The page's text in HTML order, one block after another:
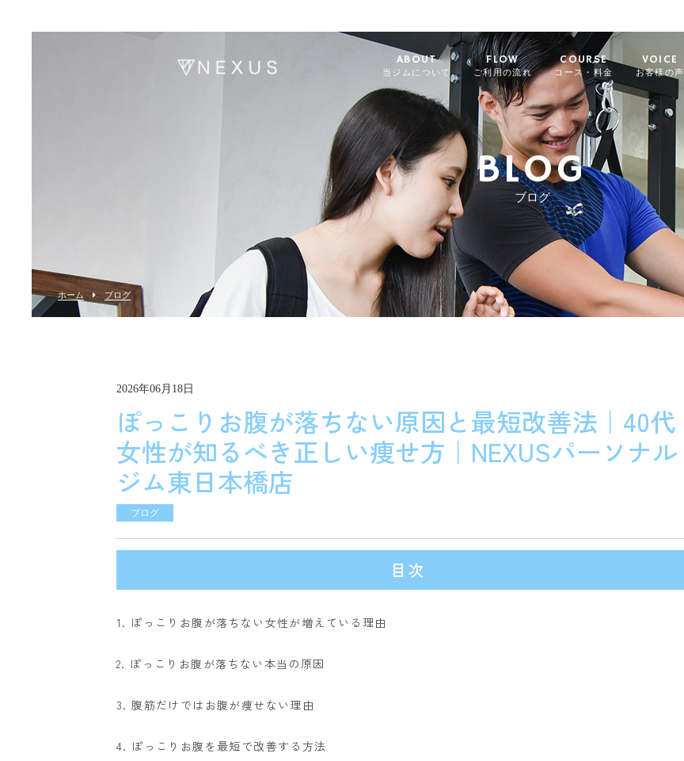
ABOUT
当ジムについて
FLOW
ご利用の流れ
COURSE
コース・料金
VOICE
お客様の声
BLOG
ブログ
ホーム ブログ
2026年06月18日
ぽっこりお腹が落ちない原因と最短改善法｜40代
女性が知るべき正しい痩せ方｜NEXUSパーソナル
ジム東日本橋店
ブログ
目次
1. ぽっこりお腹が落ちない女性が増えている理由
2. ぽっこりお腹が落ちない本当の原因
3. 腹筋だけではお腹が痩せない理由
4. ぽっこりお腹を最短で改善する方法